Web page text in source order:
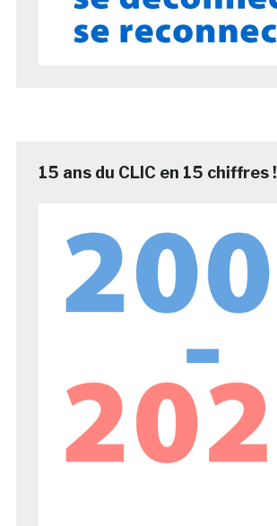
15 ans du CLIC en 15 chiffres !